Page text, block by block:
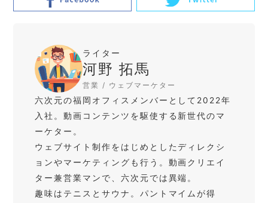
ライター
河野 拓馬
営業 / ウェブマーケター
六次元の福岡オフィスメンバーとして2022年
入社。動画コンテンツを駆使する新世代のマ
ーケター。
ウェブサイト制作をはじめとしたディレクシ
ョンやマーケティングも行う。動画クリエイ
ター兼営業マンで、六次元では異端。
趣味はテニスとサウナ。パントマイムが得